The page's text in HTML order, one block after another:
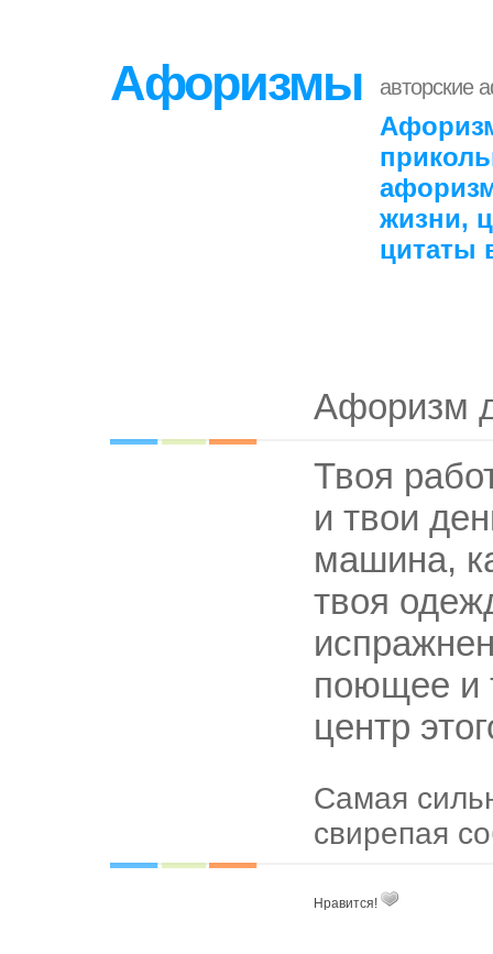
Афоризмы авторские
жизни,
цитаты
Афоризм
Твоя
и твои
машина,
твоя
поющее и
центр
Самая
свирепая
Нравится!